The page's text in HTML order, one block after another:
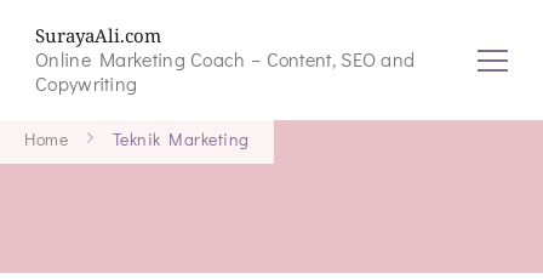
SurayaAli.com
Online Marketing Coach – Content, SEO and
Copywriting
Home Teknik Marketing